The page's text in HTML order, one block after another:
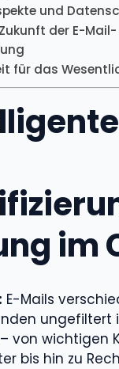
und
der E-Mail-
für das
im
E-Mails
ungefiltert
von wichtigen
bis hin zu